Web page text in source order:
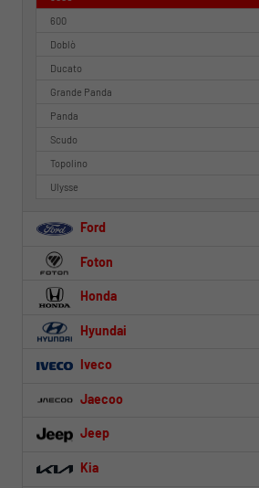
600
Doblò
Ducato
Grande Panda
Panda
Scudo
Topolino
Ulysse
Ford
Foton
Honda
Hyundai
Iveco
Jaecoo
Jeep
Kia